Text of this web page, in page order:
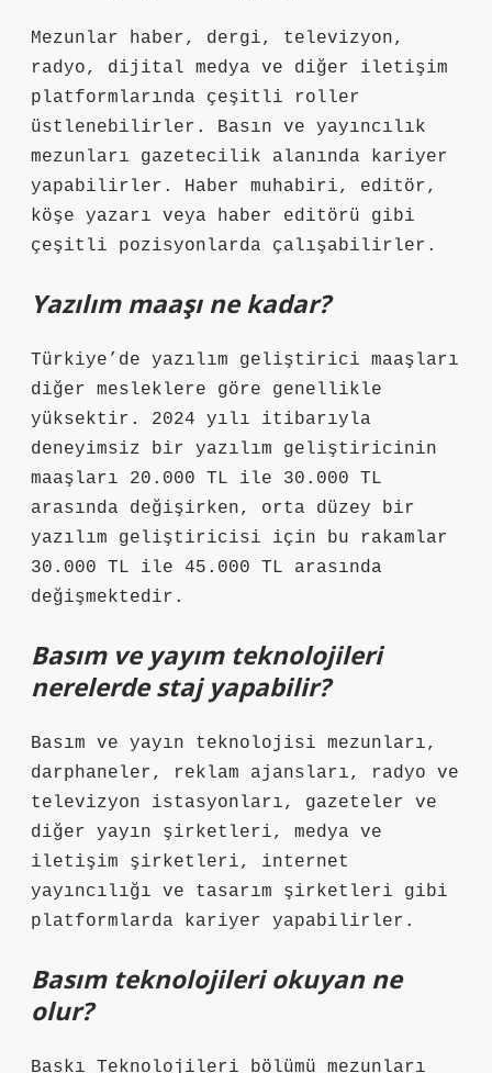
Mezunlar haber, dergi, televizyon,
radyo, dijital medya ve diğer iletişim
platformlarında çeşitli roller
üstlenebilirler. Basın ve yayıncılık
mezunları gazetecilik alanında kariyer
yapabilirler. Haber muhabiri, editör,
köşe yazarı veya haber editörü gibi
çeşitli pozisyonlarda çalışabilirler.
Yazılım maaşı ne kadar?
Türkiye’de yazılım geliştirici maaşları
diğer mesleklere göre genellikle
yüksektir. 2024 yılı itibarıyla
deneyimsiz bir yazılım geliştiricinin
maaşları 20.000 TL ile 30.000 TL
arasında değişirken, orta düzey bir
yazılım geliştiricisi için bu rakamlar
30.000 TL ile 45.000 TL arasında
değişmektedir.
Basım ve yayım teknolojileri
nerelerde staj yapabilir?
Basım ve yayın teknolojisi mezunları,
darphaneler, reklam ajansları, radyo ve
televizyon istasyonları, gazeteler ve
diğer yayın şirketleri, medya ve
iletişim şirketleri, internet
yayıncılığı ve tasarım şirketleri gibi
platformlarda kariyer yapabilirler.
Basım teknolojileri okuyan ne
olur?
Baskı Teknolojileri bölümü mezunları